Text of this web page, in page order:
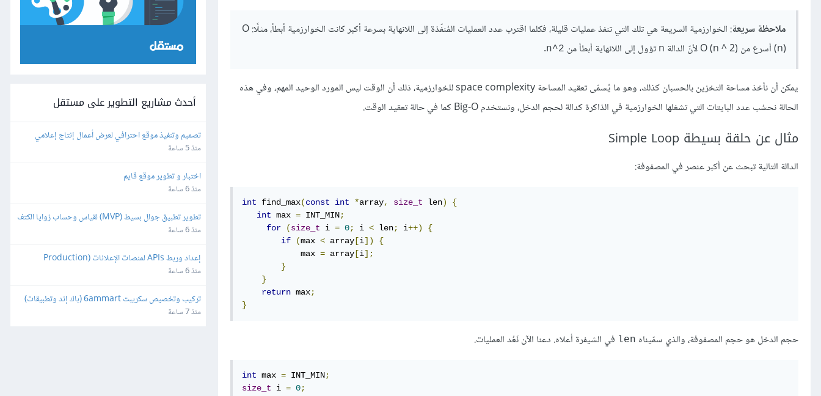
ملاحظة سريعة
: الخوارزمية السريعة هي تلك التي تنفذ عمليات قليلة، فكلما اقترب عدد العمليات المُنفّذة إلى اللانهاية بسرعة أكبر كانت الخوارزمية أبطأ، مثلًا: O
(n)‎‎ أسرع من O (n ^ 2)
لأنّ الدالة n تؤول إلى اللانهاية أبطأ من n^2
.
يمكن أن نأخذ مساحة التخزين بالحسبان كذلك، وهو ما يُسمّى تعقيد المساحة space complexity للخوارزمية، ذلك أن الوقت ليس المورد الوحيد المهم، وفي هذه
الحالة نحسُب عدد البايتات التي تشغلها الخوارزمية في الذاكرة كدالة لحجم الدخل، ونستخدم Big-O كما في حالة تعقيد الوقت.
مثال عن حلقة بسيطة Simple Loop
الدالة التالية تبحث عن أكبر عنصر في المصفوفة:
int find_max(const int *array, size_t len)
{
int max = INT_MIN;
for
(size_t i = 0; i < len; i++)
{
if
(max < array [i])
{
            max
= array [i];
}
}
return max;
}
حجم الدخل هو حجم المصفوفة، والذي سمّيناه ‎len‎ في الشيفرة أعلاه. دعنا الآن نَعُد العمليات.
int max = INT_MIN;
size_t i = 0;
أحدث مشاريع التطوير على مستقل
تصميم وتنفيذ موقع احترافي لعرض أعمال إنتاج إعلامي
منذ 5 ساعة
اختبار و تطوير موقع قايم
منذ 6 ساعة
تطوير تطبيق جوال بسيط (MVP) لقياس وحساب زوايا الكتف
منذ 6 ساعة
Ready)
منذ 6 ساعة
ورفعه على السيرفر والمتجر
منذ 7 ساعة